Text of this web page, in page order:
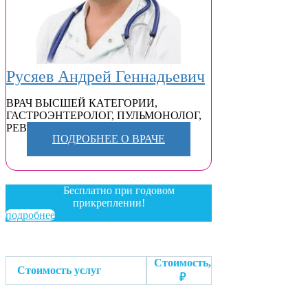
Русяев Андрей Геннадьевич
ВРАЧ ВЫСШЕЙ КАТЕГОРИИ,
ГАСТРОЭНТЕРОЛОГ, ПУЛЬМОНОЛОГ,
РЕВМАТОЛОГ
ПОДРОБНЕЕ О ВРАЧЕ
Бесплатно при годовом
прикреплении!
подробнее
Стоимость услуг
Стоимость,
₽